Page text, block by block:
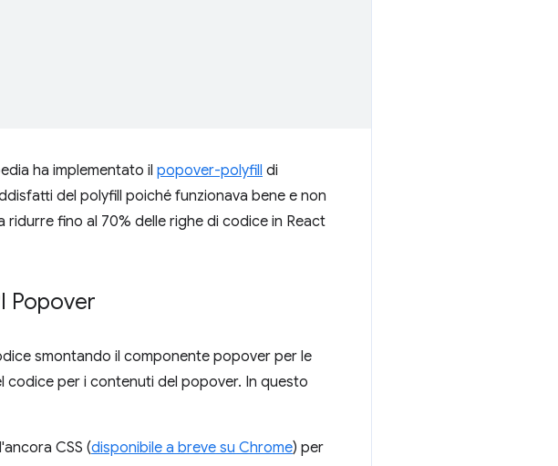
ha implementato il popover-polyfill di
del polyfill poiché funzionava bene e non
fino al 70% delle righe di codice in React
Popover
smontando il componente popover per le
codice per i contenuti del popover. In questo
CSS (disponibile a breve su Chrome) per